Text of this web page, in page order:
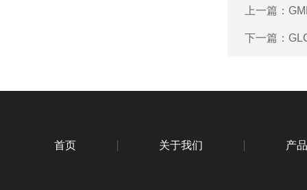
上一篇：
下一篇：
首页 关于我们 产